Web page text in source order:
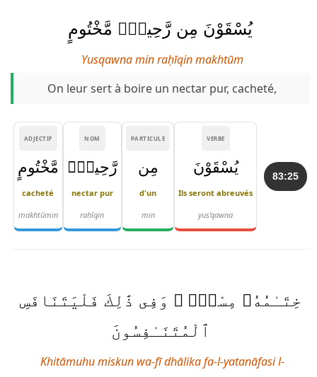
يُسْقَوْنَ مِن رَّحِيقٍۢ مَّخْتُومٍ
Yusqawna min raḥīqin makhtūm
On leur sert à boire un nectar pur, cacheté,
83:25
VERBE
يُسْقَوْنَ
Ils seront abreuvés
yus'qawna
PARTICULE
مِن
d'un
min
NOM
رَّحِيقٍۢ
nectar pur
raḥīqin
ADJECTIF
مَّخْتُومٍ
cacheté
makhtūmin
خِتَـٰمُهُۥ مِسْكٌۭ ۚ وَفِى ذَٰلِكَ فَلْيَتَنَافَسِ
ٱلْمُتَنَـٰفِسُونَ
Khitāmuhu miskun wa-fī dhālika fa-l-yatanāfasi l-